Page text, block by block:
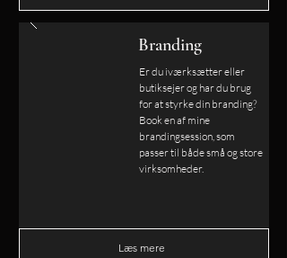
Branding
Er du iværksætter eller
butiksejer og har du brug
for at styrke din branding?
Book en af mine
brandingsession, som
passer til både små og store
virksomheder.
Læs mere